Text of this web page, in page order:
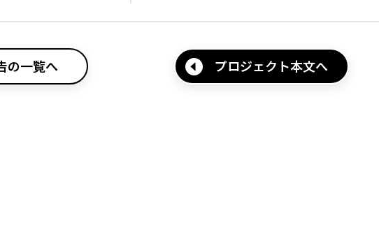
の一覧へ プロジェクト本文へ